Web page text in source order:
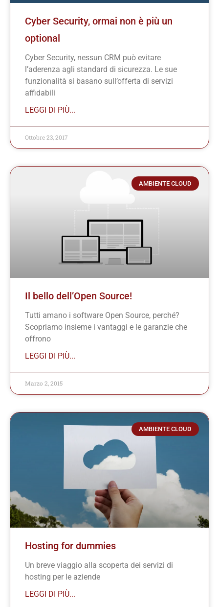
Cyber Security, ormai non è più un
optional
Cyber Security, nessun CRM può evitare
l’aderenza agli standard di sicurezza. Le sue
funzionalità si basano sull’offerta di servizi
affidabili
LEGGI DI PIÙ...
Ottobre 23, 2017
AMBIENTE CLOUD
Il bello dell’Open Source!
Tutti amano i software Open Source, perché?
Scopriamo insieme i vantaggi e le garanzie che
offrono
LEGGI DI PIÙ...
Marzo 2, 2015
AMBIENTE CLOUD
Hosting for dummies
Un breve viaggio alla scoperta dei servizi di
hosting per le aziende
LEGGI DI PIÙ...